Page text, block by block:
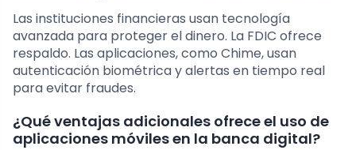
Las instituciones financieras usan tecnología
avanzada para proteger el dinero. La FDIC ofrece
respaldo. Las aplicaciones, como Chime, usan
autenticación biométrica y alertas en tiempo real
para evitar fraudes.
¿Qué ventajas adicionales ofrece el uso de
aplicaciones móviles en la banca digital?